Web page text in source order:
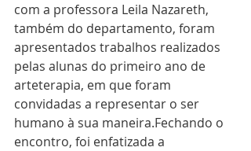
com a professora Leila Nazareth,
também do departamento, foram
apresentados trabalhos realizados
pelas alunas do primeiro ano de
arteterapia, em que foram
convidadas a representar o ser
humano à sua maneira.Fechando o
encontro, foi enfatizada a